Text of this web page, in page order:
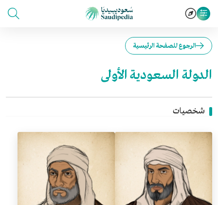
الرجوع للصفحة الرئيسية
الدولة السعودية الأولى
شخصيات